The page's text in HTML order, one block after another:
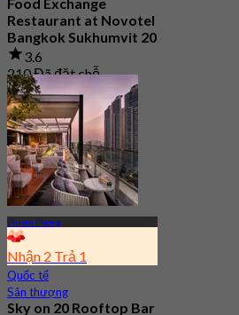
Restaurant at Novotel
Bangkok Sukhumvit 20
3.6
210 Đã đặt chỗ
Từ฿ 450
Phrom Phong
Nhận 2 Trả 1
Quốc tế
Sân thượng
Sky on 20 Rooftop Bar